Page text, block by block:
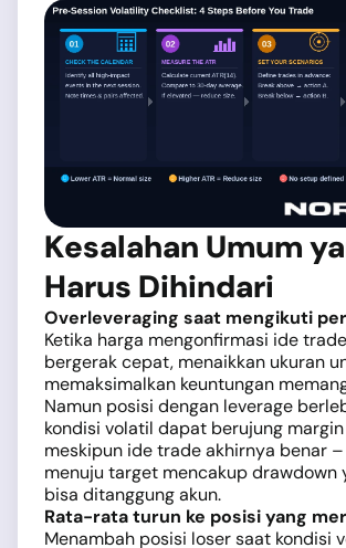
Kesalahan Umum
Harus Dihindari
Overleveraging saat mengikuti
Ketika harga mengonfirmasi ide
bergerak cepat, menaikkan ukuran
memaksimalkan keuntungan
Namun posisi dengan leverage
kondisi volatil dapat berujung
meskipun ide trade akhirnya benar
menuju target mencakup drawdown
bisa ditanggung akun.
Rata-rata turun ke posisi yang
Menambah posisi loser saat kondisi